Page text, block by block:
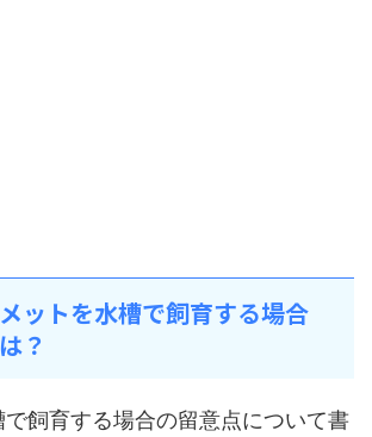
メットを水槽で飼育する場合
？
で飼育する場合の留意点について書